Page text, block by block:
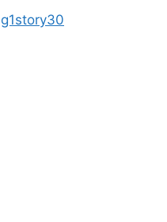
g1story30